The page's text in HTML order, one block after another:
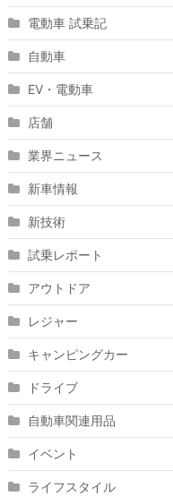
電動車 試乗記
自動車
EV・電動車
店舗
業界ニュース
新車情報
新技術
試乗レポート
アウトドア
レジャー
キャンピングカー
ドライブ
自動車関連用品
イベント
ライフスタイル